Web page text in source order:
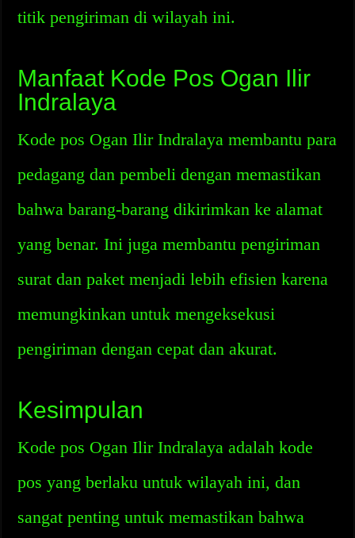
titik pengiriman di wilayah ini.
Manfaat Kode Pos Ogan Ilir
Indralaya
Kode pos Ogan Ilir Indralaya membantu para
pedagang dan pembeli dengan memastikan
bahwa barang-barang dikirimkan ke alamat
yang benar. Ini juga membantu pengiriman
surat dan paket menjadi lebih efisien karena
memungkinkan untuk mengeksekusi
pengiriman dengan cepat dan akurat.
Kesimpulan
Kode pos Ogan Ilir Indralaya adalah kode
pos yang berlaku untuk wilayah ini, dan
sangat penting untuk memastikan bahwa